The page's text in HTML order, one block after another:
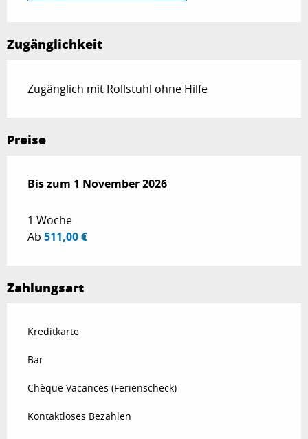
Zugänglichkeit
Zugänglich mit Rollstuhl ohne Hilfe
Preise
ab3 April 2026bis zum1 November 2026
Bis zum 1 November 2026
1 Woche
Ab 511,00 €
Zahlungsart
Kreditkarte
Bar
Chèque Vacances (Ferienscheck)
Kontaktloses Bezahlen